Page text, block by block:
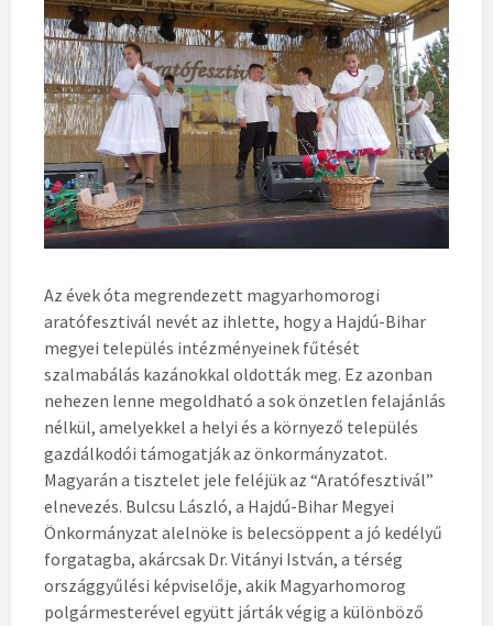
Az évek óta megrendezett magyarhomorogi
aratófesztivál nevét az ihlette, hogy a Hajdú-Bihar
megyei település intézményeinek fűtését
szalmabálás kazánokkal oldották meg. Ez azonban
nehezen lenne megoldható a sok önzetlen felajánlás
nélkül, amelyekkel a helyi és a környező település
gazdálkodói támogatják az önkormányzatot.
Magyarán a tisztelet jele feléjük az “Aratófesztivál”
elnevezés. Bulcsu László, a Hajdú-Bihar Megyei
Önkormányzat alelnöke is belecsöppent a jó kedélyű
forgatagba, akárcsak Dr. Vitányi István, a térség
országgyűlési képviselője, akik Magyarhomorog
polgármesterével együtt járták végig a különböző